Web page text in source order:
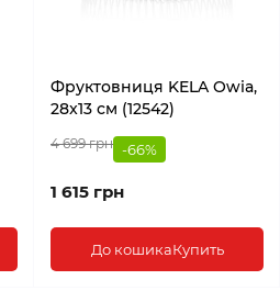
Фруктовниця KELA Owia,
28x13 см (12542)
4 699 грн -66%
1 615 грн
До кошикаКупить